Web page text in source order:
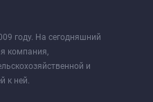
году. На сегодняшний
компания,
и
к ней.